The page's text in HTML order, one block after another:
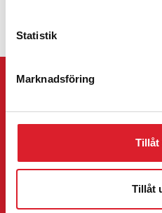
Statistik
Marknadsföring
Tillåt
Tillåt
Tidtabell
Trafikinfo
KONCERN
Res